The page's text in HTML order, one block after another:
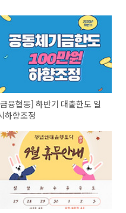
융협동] 하반기 대출한도 일
하향조정